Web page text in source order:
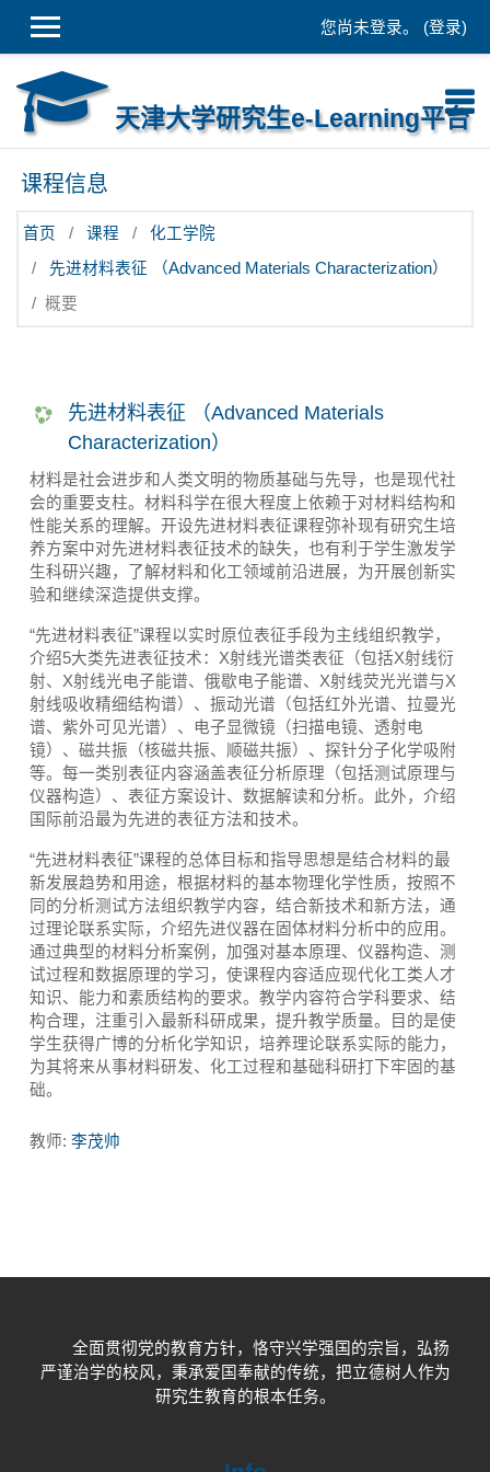
您尚未登录。 (登录)
天津大学研究生e-Learning平台
课程信息
首页 课程
化工学院
先进材料表征 （Advanced Materials Characterization）
概要
先进材料表征 （Advanced Materials
Characterization）
材料是社会进步和人类文明的物质基础与先导，也是现代社
会的重要支柱。材料科学在很大程度上依赖于对材料结构和
性能关系的理解。开设先进材料表征课程弥补现有研究生培
养方案中对先进材料表征技术的缺失，也有利于学生激发学
生科研兴趣，了解材料和化工领域前沿进展，为开展创新实
验和继续深造提供支撑。
“先进材料表征”课程以实时原位表征手段为主线组织教学，
介绍5大类先进表征技术：X射线光谱类表征（包括X射线衍
射、X射线光电子能谱、俄歇电子能谱、X射线荧光光谱与X
射线吸收精细结构谱）、振动光谱（包括红外光谱、拉曼光
谱、紫外可见光谱）、电子显微镜（扫描电镜、透射电
镜）、磁共振（核磁共振、顺磁共振）、探针分子化学吸附
等。每一类别表征内容涵盖表征分析原理（包括测试原理与
仪器构造）、表征方案设计、数据解读和分析。此外，介绍
国际前沿最为先进的表征方法和技术。
“先进材料表征”课程的总体目标和指导思想是结合材料的最
新发展趋势和用途，根据材料的基本物理化学性质，按照不
同的分析测试方法组织教学内容，结合新技术和新方法，通
过理论联系实际，介绍先进仪器在固体材料分析中的应用。
通过典型的材料分析案例，加强对基本原理、仪器构造、测
试过程和数据原理的学习，使课程内容适应现代化工类人才
知识、能力和素质结构的要求。教学内容符合学科要求、结
构合理，注重引入最新科研成果，提升教学质量。目的是使
学生获得广博的分析化学知识，培养理论联系实际的能力，
为其将来从事材料研发、化工过程和基础科研打下牢固的基
础。
教师: 李茂帅
全面贯彻党的教育方针，恪守兴学强国的宗旨，弘扬
严谨治学的校风，秉承爱国奉献的传统，把立德树人作为
研究生教育的根本任务。